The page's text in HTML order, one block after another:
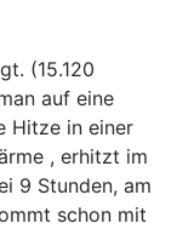
(15.120
auf eine
Hitze in einer
, erhitzt im
9 Stunden, am
schon mit